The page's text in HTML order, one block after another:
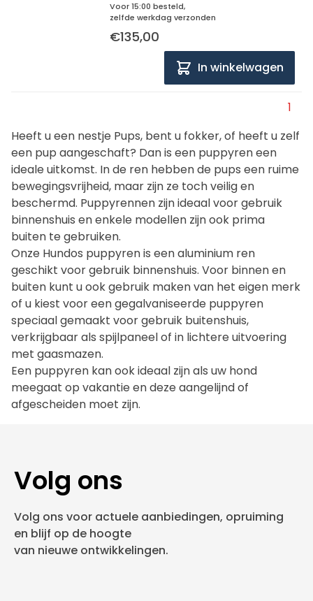
Voor 15:00 besteld,
zelfde werkdag verzonden
€135,00
In winkelwagen
1
Heeft u een nestje Pups, bent u fokker, of heeft u zelf
een pup aangeschaft? Dan is een puppyren een
ideale uitkomst. In de ren hebben de pups een ruime
bewegingsvrijheid, maar zijn ze toch veilig en
beschermd. Puppyrennen zijn ideaal voor gebruik
binnenshuis en enkele modellen zijn ook prima
buiten te gebruiken.
Onze Hundos puppyren is een aluminium ren
geschikt voor gebruik binnenshuis. Voor binnen en
buiten kunt u ook gebruik maken van het eigen merk
of u kiest voor een gegalvaniseerde puppyren
speciaal gemaakt voor gebruik buitenshuis,
verkrijgbaar als spijlpaneel of in lichtere uitvoering
met gaasmazen.
Een puppyren kan ook ideaal zijn als uw hond
meegaat op vakantie en deze aangelijnd of
afgescheiden moet zijn.
Volg ons
Volg ons voor actuele aanbiedingen, opruiming
en blijf op de hoogte
van nieuwe ontwikkelingen.